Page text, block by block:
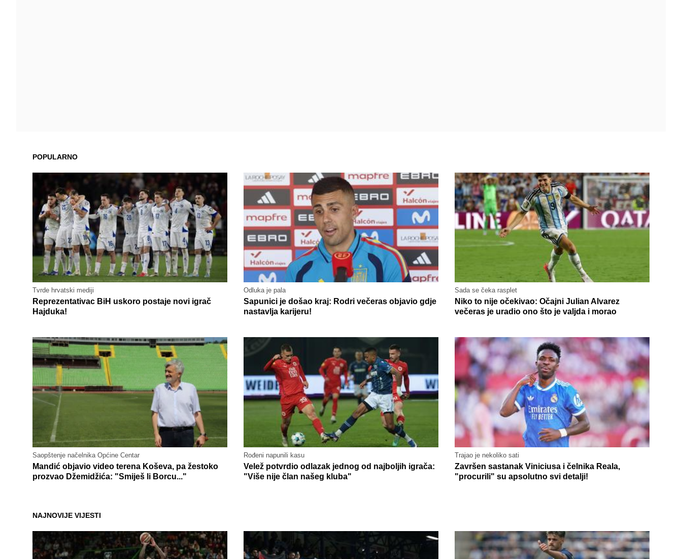
POPULARNO
Tvrde hrvatski mediji
Reprezentativac BiH uskoro postaje novi igrač
Hajduka!
Odluka je pala
Sapunici je došao kraj: Rodri večeras objavio gdje
nastavlja karijeru!
Sada se čeka rasplet
Niko to nije očekivao: Očajni Julian Alvarez
večeras je uradio ono što je valjda i morao
Saopštenje načelnika Općine Centar
Mandić objavio video terena Koševa, pa žestoko
prozvao Džemidžića: "Smiješ li Borcu..."
Rođeni napunili kasu
Velež potvrdio odlazak jednog od najboljih igrača:
"Više nije član našeg kluba"
Trajao je nekoliko sati
Završen sastanak Viniciusa i čelnika Reala,
"procurili" su apsolutno svi detalji!
NAJNOVIJE VIJESTI